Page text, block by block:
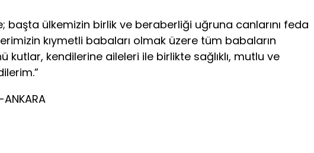
başta ülkemizin birlik ve beraberliği uğruna canlarını feda
kıymetli babaları olmak üzere tüm babaların
kutlar, kendilerine aileleri ile birlikte sağlıklı, mutlu ve
ANKARA